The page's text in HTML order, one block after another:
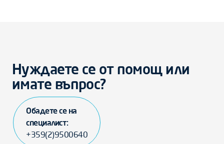
Нуждаете се от помощ или
имате въпрос?
Обадете се на
специалист:
+359(2)9500640